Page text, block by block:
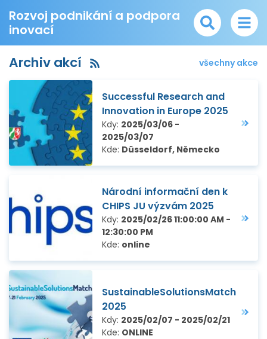
Rozvoj podnikání a podpora
inovací
Archiv akcí všechny akce
Successful Research and
Innovation in Europe 2025
Kdy: 2025/03/06 -
2025/03/07
Kde: Düsseldorf, Německo
Národní informační den k
CHIPS JU výzvám 2025
Kdy: 2025/02/26 11:00:00 AM -
12:30:00 PM
Kde: online
SustainableSolutionsMatch
2025
Kdy: 2025/02/07 - 2025/02/21
Kde: ONLINE